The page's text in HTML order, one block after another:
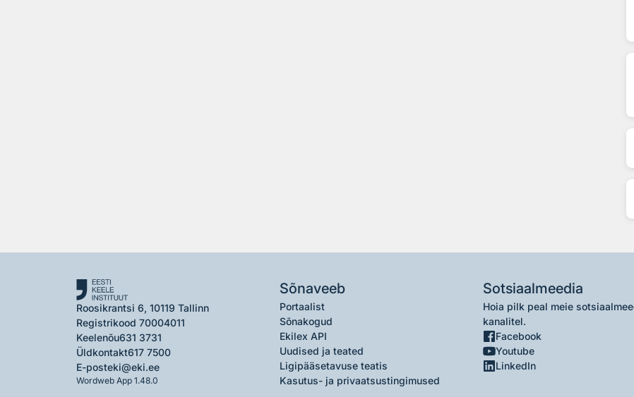
Roosikrantsi 6, 10119 Tallinn
Registrikood 70004011
Keelenõu631 3731
Üldkontakt617 7500
E-posteki@eki.ee
Wordweb App 1.48.0
Sõnaveeb
Portaalist
Sõnakogud
Ekilex API
Uudised ja teated
Ligipääsetavuse teatis
Kasutus- ja privaatsustingimused
Sotsiaalmeedia
Hoia pilk peal meie
kanalitel.
Facebook
Youtube
LinkedIn